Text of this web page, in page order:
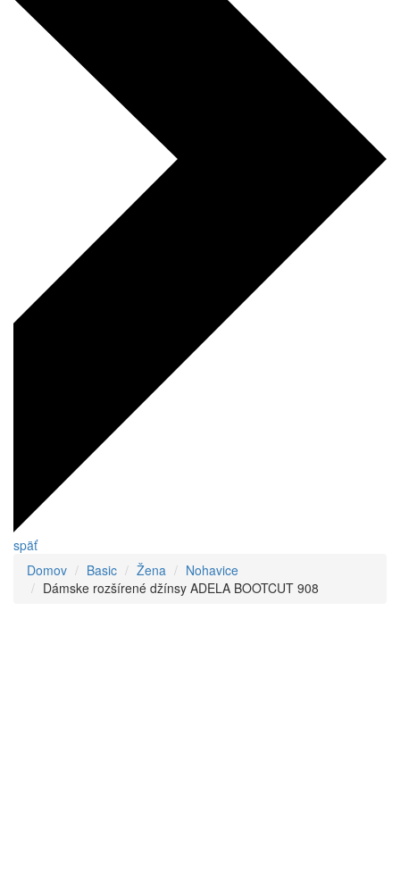
späť
Domov
Basic Žena
Nohavice
Dámske rozšírené džínsy ADELA BOOTCUT 908